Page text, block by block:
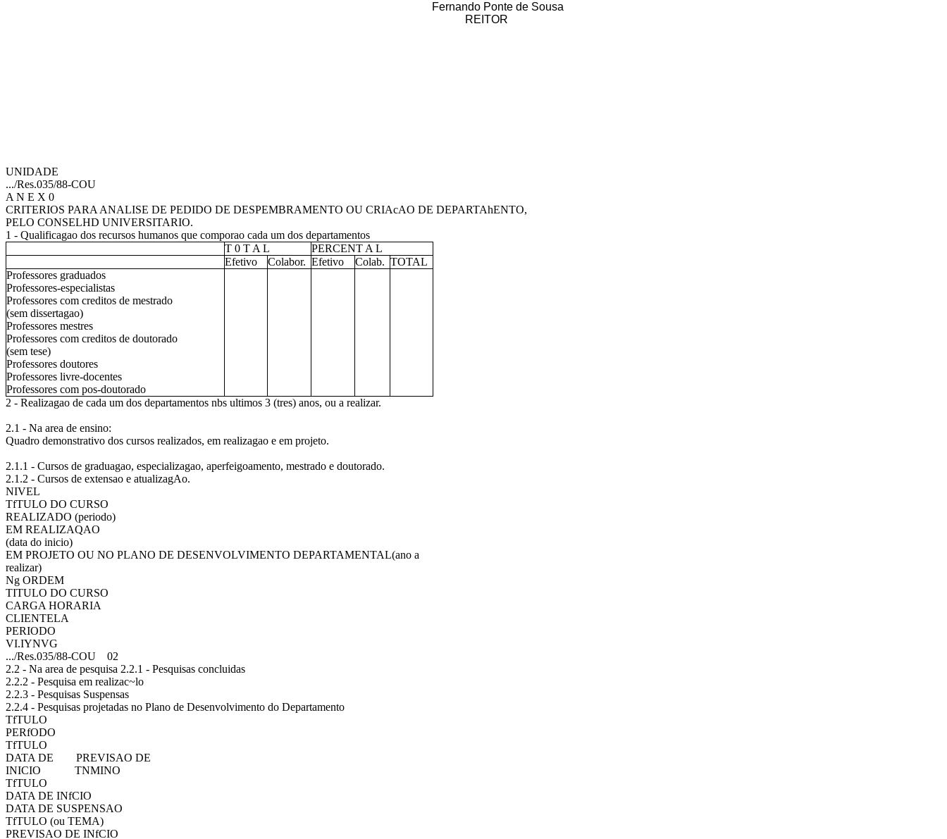
Fernando Ponte de Sousa
REITOR
UNIDADE
.../Res.035/88-COU
A N E X 0
CRITERIOS PARA ANALISE DE PEDIDO DE DESPEMBRAMENTO OU CRIAcAO DE DEPARTAhENTO,
PELO CONSELHD UNIVERSITARIO.
1 - Qualificagao dos recursos humanos que comporao cada um dos departamentos
T 0 T A L
PERCENT A L
Efetivo
Colabor. Efetivo Colab. TOTAL
Professores graduados
Professores-especialistas
Professores com creditos de mestrado
(sem dissertagao)
Professores mestres
Professores com creditos de doutorado
(sem tese)
Professores doutores
Professores livre-docentes
Professores com pos-doutorado
2 - Realizagao de cada um dos departamentos nbs ultimos 3 (tres) anos, ou a realizar.
2.1 - Na area de ensino:
Quadro demonstrativo dos cursos realizados, em realizagao e em projeto.
2.1.1 - Cursos de graduagao, especializagao, aperfeigoamento, mestrado e doutorado.
2.1.2 - Cursos de extensao e atualizagAo.
NIVEL
TfTULO DO CURSO
REALIZADO (periodo)
EM REALIZAQAO
(data do inicio)
EM PROJETO OU NO PLA­NO DE DESENVOLVIMENTO DEPARTAMENTAL(ano a
realizar)
Ng ORDEM
TITULO DO CURSO
CARGA HORARIA
CLIENTELA
PERIODO
VI.IYNVG
.../Res.035/88-COU
02
2.2 - Na area de pesquisa 2.2.1 - Pesquisas concluidas
2.2.2 - Pesquisa em realizac~lo
2.2.3 - Pesquisas Suspensas
2.2.4 - Pesquisas projetadas no Plano de Desenvolvimento do Departamento
TfTULO
PERfODO
TfTULO
DATA DE
PREVISAO DE
INICIO
TNMINO
TfTULO
DATA DE INfCIO
DATA DE SUSPENSAO
TfTULO (ou TEMA)
PREVISAO DE INfCIO